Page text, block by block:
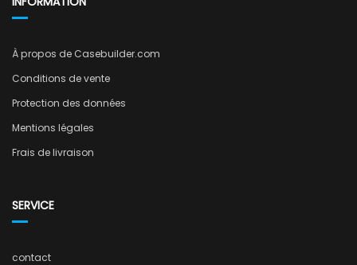
À propos de Casebuilder.com
Conditions de vente
Protection des données
Mentions légales
Frais de livraison
SERVICE
contact